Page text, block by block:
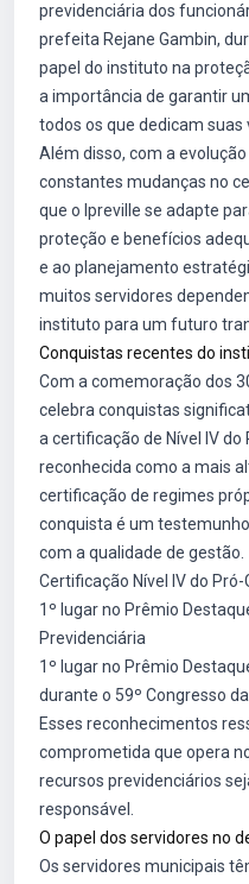
previdenciária dos
prefeita Rejane Gambin,
papel do instituto na
a importância de garantir
todos os que dedicam suas
Além disso, com a
constantes mudanças no
que o Ipreville se adapte
proteção e benefícios
e ao planejamento
muitos servidores
instituto para um futuro
Conquistas recentes do
Com a comemoração dos
celebra conquistas
a certificação de Nível IV do
reconhecida como a mais
certificação de regimes
conquista é um
com a qualidade de gestão.
Certificação Nível IV do Pró-
1º lugar no Prêmio
Previdenciária
1º lugar no Prêmio
durante o 59º Congresso
Esses reconhecimentos
comprometida que opera
recursos previdenciários
responsável.
O papel dos servidores no
Os servidores municipais